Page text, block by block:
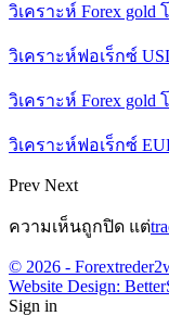
วิเคราะห์ Forex gold
วิเคราะห์ฟอเร็กซ์
วิเคราะห์ Forex gold
วิเคราะห์ฟอเร็กซ์
Prev Next
ความเห็นถูกปิด แต่
© 2026 -
Website Design:
Sign in